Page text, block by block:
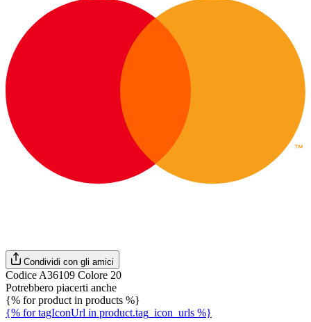
Condividi con gli amici
Codice A36109 Colore 20
Potrebbero piacerti anche
{% for product in products %}
{% for tagIconUrl in product.tag_icon_urls %}